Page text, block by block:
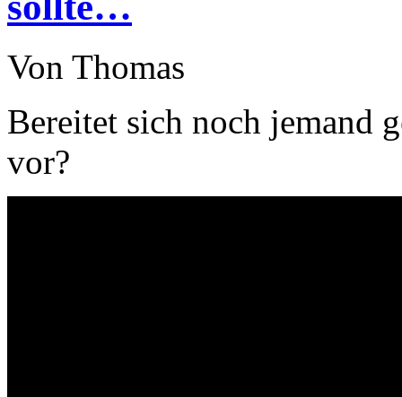
Von Thomas
Bereitet sich noch jemand
vor?